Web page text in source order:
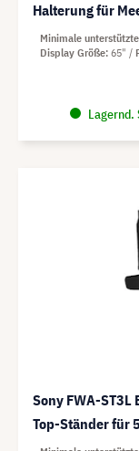
Halterung für
Minimale
Display Größe 65"
Sony FWA-ST3L
Top-Ständer für